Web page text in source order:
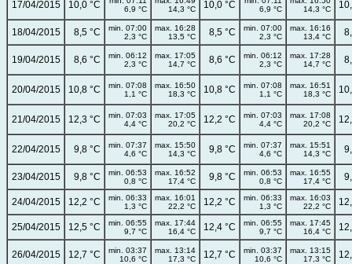
17/04/2015 10,0 °C
6,9 °C
14,3 °C
10,0 °C
6,9 °C
14,3 °C
18/04/2015 8,5 °C
min. 07:00
2,3 °C
max. 16:28
13,5 °C
8,5 °C
min. 07:00
2,3 °C
max. 16:16
13,4 °C
19/04/2015 8,6 °C
min. 06:12
2,3 °C
max. 17:05
14,7 °C
8,6 °C
min. 06:12
2,3 °C
max. 17:28
14,7 °C
20/04/2015 10,8 °C
min. 07:08
1,1 °C
max. 16:50
18,3 °C
10,8 °C
min. 07:08
1,1 °C
max. 16:51
18,3 °C
21/04/2015 12,3 °C
min. 07:03
4,4 °C
max. 17:05
20,2 °C
12,2 °C
min. 07:03
4,4 °C
max. 17:08
20,2 °C
22/04/2015 9,8 °C
min. 07:37
4,6 °C
max. 15:50
14,3 °C
9,8 °C
min. 07:37
4,6 °C
max. 15:51
14,3 °C
23/04/2015 9,8 °C
min. 06:53
0,8 °C
max. 16:52
17,4 °C
9,8 °C
min. 06:53
0,8 °C
max. 16:55
17,4 °C
24/04/2015 12,2 °C
min. 06:33
1,3 °C
max. 16:01
22,2 °C
12,2 °C
min. 06:33
1,3 °C
max. 16:03
22,2 °C
25/04/2015 12,5 °C
min. 06:55
9,7 °C
max. 17:44
16,4 °C
12,4 °C
min. 06:55
9,7 °C
max. 17:45
16,4 °C
26/04/2015 12,7 °C
min. 03:37
10,6 °C
max. 13:14
17,3 °C
12,7 °C
min. 03:37
10,6 °C
max. 13:15
17,3 °C